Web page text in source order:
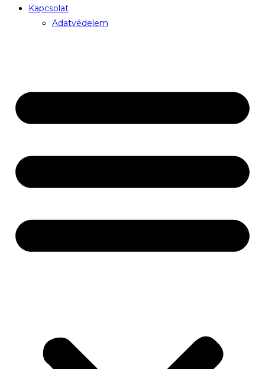
Kapcsolat
Adatvédelem